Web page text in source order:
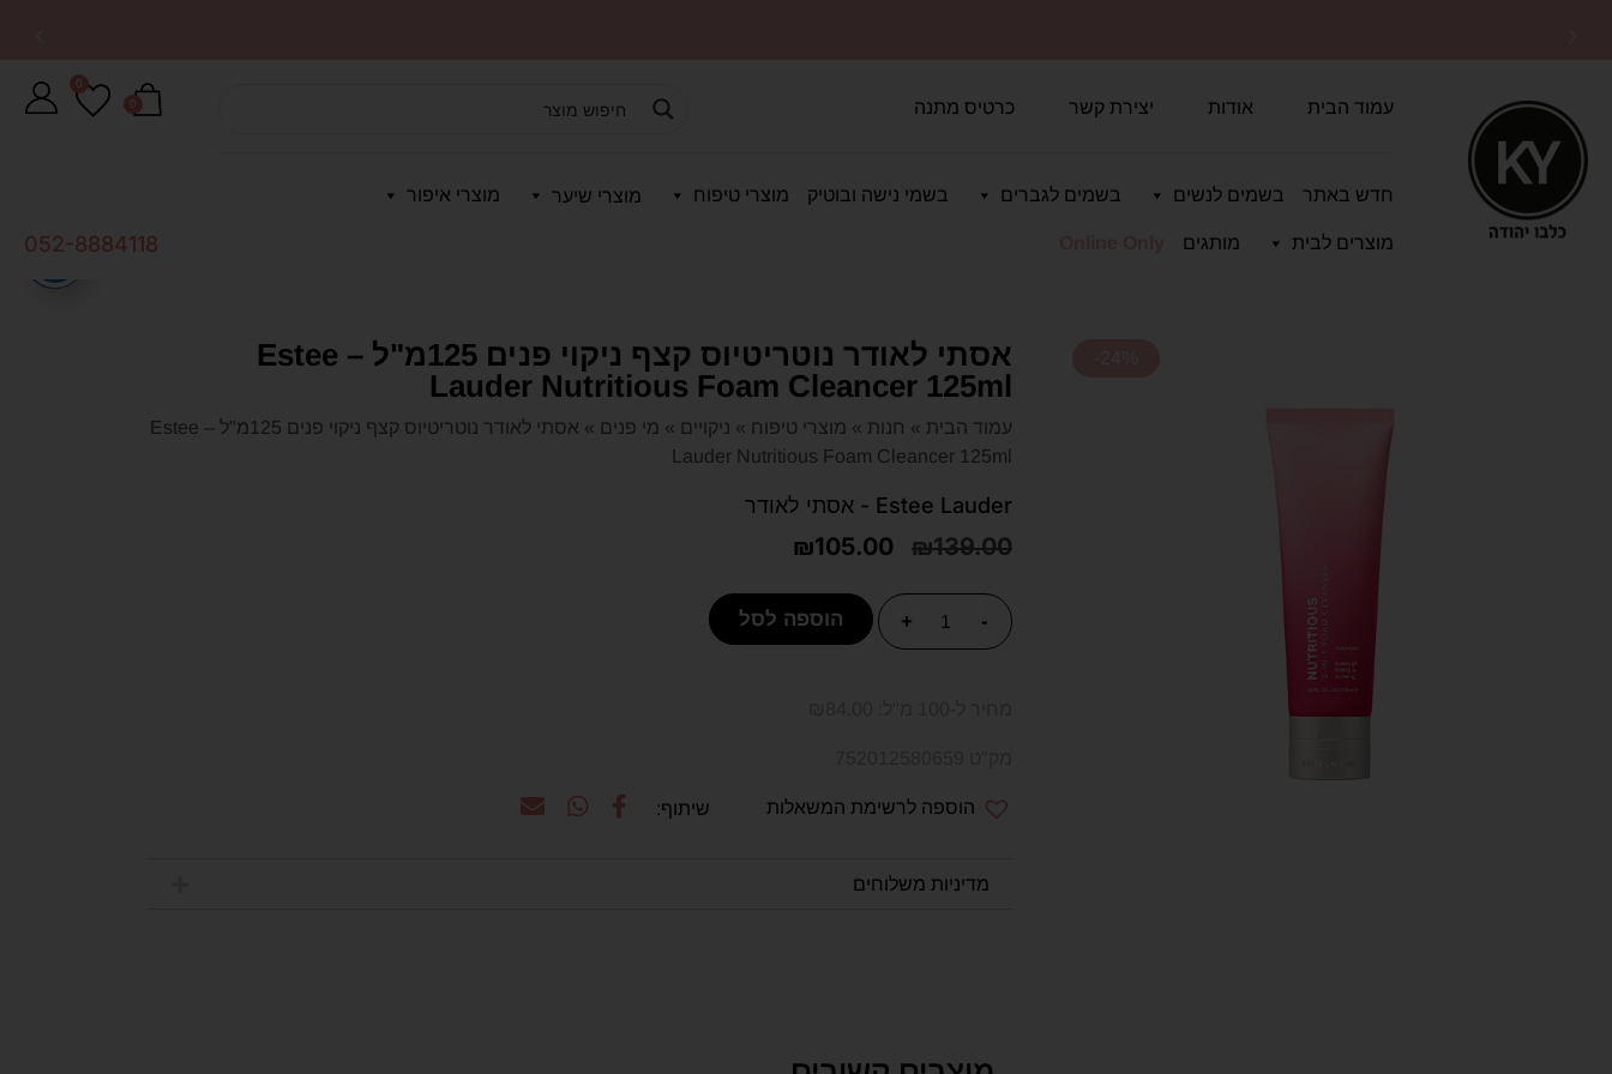
עמוד הבית
אודות יצירת קשר כרטיס מתנה
חדש באתר בשמים לנשים בשמים לגברים בשמי נישה ובוטיק מוצרי טיפוח מוצרי שיער מוצרי איפור
מוצרים לבית מותגים
0
0
052-8884118
אסתי לאודר נוטריטיוס קצף ניקוי פנים 125מ"ל – Estee
Lauder Nutritious Foam Cleancer 125ml
עמוד הבית » חנות » מוצרי טיפוח » ניקויים » מי פנים »
אסתי לאודר נוטריטיוס קצף ניקוי פנים 125מ"ל – Estee
Lauder Nutritious Foam Cleancer 125ml
Estee Lauder - אסתי לאודר
₪139.00
₪105.00
-
+ הוספה לסל
הוספה לרשימת המשאלות
מדיניות משלוחים